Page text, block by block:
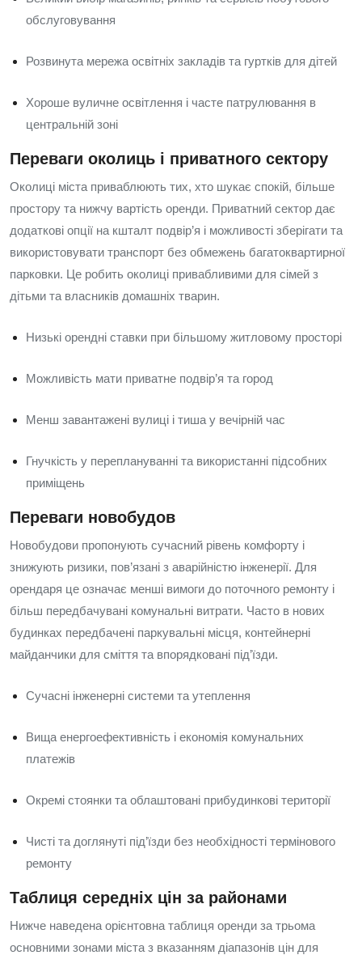
обслуговування
Розвинута мережа освітніх закладів та гуртків для дітей
Хороше вуличне освітлення і часте патрулювання в
центральній зоні
Переваги околиць і приватного сектору
Околиці міста приваблюють тих, хто шукає спокій, більше
простору та нижчу вартість оренди. Приватний сектор дає
додаткові опції на кшталт подвір’я і можливості зберігати та
використовувати транспорт без обмежень багатоквартирної
парковки. Це робить околиці привабливими для сімей з
дітьми та власників домашніх тварин.
Низькі орендні ставки при більшому житловому просторі
Можливість мати приватне подвір’я та город
Менш завантажені вулиці і тиша у вечірній час
Гнучкість у переплануванні та використанні підсобних
приміщень
Переваги новобудов
Новобудови пропонують сучасний рівень комфорту і
знижують ризики, пов’язані з аварійністю інженерії. Для
орендаря це означає менші вимоги до поточного ремонту і
більш передбачувані комунальні витрати. Часто в нових
будинках передбачені паркувальні місця, контейнерні
майданчики для сміття та впорядковані під’їзди.
Сучасні інженерні системи та утеплення
Вища енергоефективність і економія комунальних
платежів
Окремі стоянки та облаштовані прибудинкові території
Чисті та доглянуті під’їзди без необхідності термінового
ремонту
Таблиця середніх цін за районами
Нижче наведена орієнтовна таблиця оренди за трьома
основними зонами міста з вказанням діапазонів цін для